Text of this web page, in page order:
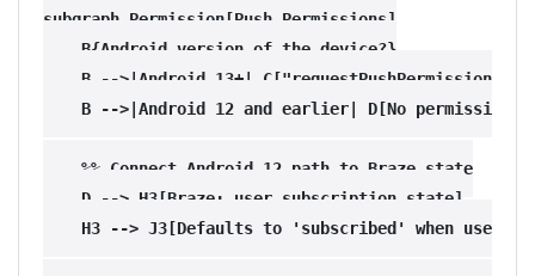
subgraph Permission[Push Permissions]
    B{Android version of the device?}
B -->|Android 13+|
B -->|Android 12 and earlier| D[No permissions
    %% Connect Android 12 path to Braze state
    D --> H3[Braze: user subscription state]
H3 --> J3[Defaults to 'subscribed' when user